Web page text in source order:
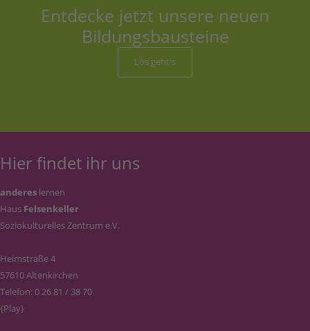
Entdecke jetzt unsere neuen
Bildungsbausteine
Los geht's
Hier findet ihr uns
anderes lernen
Haus Felsenkeller
Soziokulturelles Zentrum e.V.
Heimstraße 4
57610 Altenkirchen
Telefon: 0 26 81 / 38 70
{Play}